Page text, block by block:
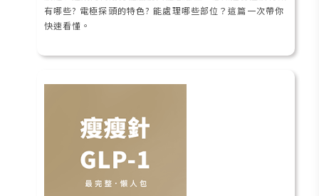
有哪些? 電極探頭的特色? 能處理哪些部位？這篇一次帶你
快速看懂。